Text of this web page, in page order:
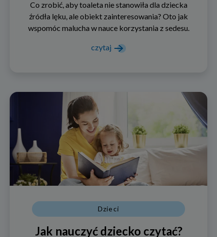
Co zrobić, aby toaleta nie stanowiła dla dziecka
źródła lęku, ale obiekt zainteresowania? Oto jak
wspomóc malucha w nauce korzystania z sedesu.
czytaj
Dzieci
Jak nauczyć dziecko czytać?